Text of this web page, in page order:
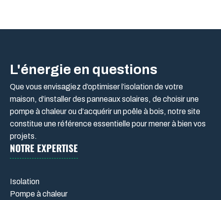
L'énergie en questions
Que vous envisagiez d’optimiser l’isolation de votre
maison, d’installer des panneaux solaires, de choisir une
pompe à chaleur ou d’acquérir un poêle à bois, notre site
constitue une référence essentielle pour mener à bien vos
projets.
NOTRE EXPERTISE
Isolation
Pompe à chaleur